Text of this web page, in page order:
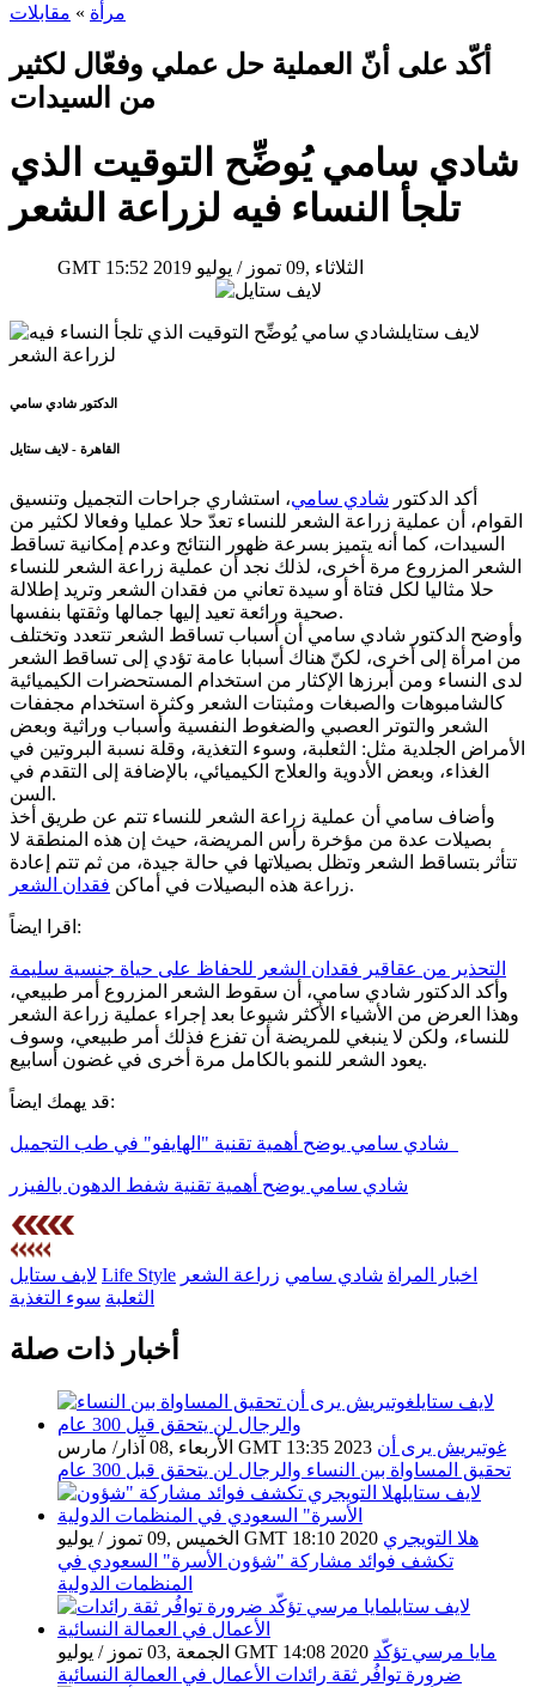
مرأة » مقابلات
أكّد على أنّ العملية حل عملي وفعّال لكثير
من السيدات
شادي سامي يُوضِّح التوقيت الذي
تلجأ النساء فيه لزراعة الشعر
GMT 15:52 2019 الثلاثاء ,09 تموز / يوليو
الدكتور شادي سامي
القاهرة - لايف ستايل
أكد الدكتور شادي سامي، استشاري جراحات التجميل وتنسيق
القوام، أن عملية زراعة الشعر للنساء تعدّ حلا عمليا وفعالا لكثير من
السيدات، كما أنه يتميز بسرعة ظهور النتائج وعدم إمكانية تساقط
الشعر المزروع مرة أخرى، لذلك نجد أن عملية زراعة الشعر للنساء
حلا مثاليا لكل فتاة أو سيدة تعاني من فقدان الشعر وتريد إطلالة
صحية ورائعة تعيد إليها جمالها وثقتها بنفسها.
وأوضح الدكتور شادي سامي أن أسباب تساقط الشعر تتعدد وتختلف
من امرأة إلى أخرى، لكنّ هناك أسبابا عامة تؤدي إلى تساقط الشعر
لدى النساء ومن أبرزها الإكثار من استخدام المستحضرات الكيميائية
كالشامبوهات والصبغات ومثبتات الشعر وكثرة استخدام مجففات
الشعر والتوتر العصبي والضغوط النفسية وأسباب وراثية وبعض
الأمراض الجلدية مثل: الثعلبة، وسوء التغذية، وقلة نسبة البروتين في
الغذاء، وبعض الأدوية والعلاج الكيميائي، بالإضافة إلى التقدم في
السن.
وأضاف سامي أن عملية زراعة الشعر للنساء تتم عن طريق أخذ
بصيلات عدة من مؤخرة رأس المريضة، حيث إن هذه المنطقة لا
تتأثر بتساقط الشعر وتظل بصيلاتها في حالة جيدة، من ثم تتم إعادة
زراعة هذه البصيلات في أماكن فقدان الشعر .
اقرا ايضاً:
التحذير من عقاقير فقدان الشعر للحفاظ على حياة جنسية سليمة
وأكد الدكتور شادي سامي، أن سقوط الشعر المزروع أمر طبيعي،
وهذا العرض من الأشياء الأكثر شيوعا بعد إجراء عملية زراعة الشعر
للنساء، ولكن لا ينبغي للمريضة أن تفزع فذلك أمر طبيعي، وسوف
يعود الشعر للنمو بالكامل مرة أخرى في غضون أسابيع.
قد يهمك ايضاً:
شادي سامي يوضح أهمية تقنية شفط الدهون بالفيزر
لايف ستايل Life Style اخبار المراة شادي سامي زراعة الشعر
الثعلبة سوء التغذية
أخبار ذات صلة
الأربعاء ,08 آذار/ مارس GMT 13:35 2023 غوتيريش يرى أن
تحقيق المساواة بين النساء والرجال لن يتحقق قبل 300 عام
الخميس ,09 تموز / يوليو GMT 18:10 2020 هلا التويجري
تكشف فوائد مشاركة "شؤون الأسرة" السعودي في
المنظمات الدولية
الجمعة ,03 تموز / يوليو GMT 14:08 2020 مايا مرسي تؤكّد
ضرورة توافُر ثقة رائدات الأعمال في العمالة النسائية